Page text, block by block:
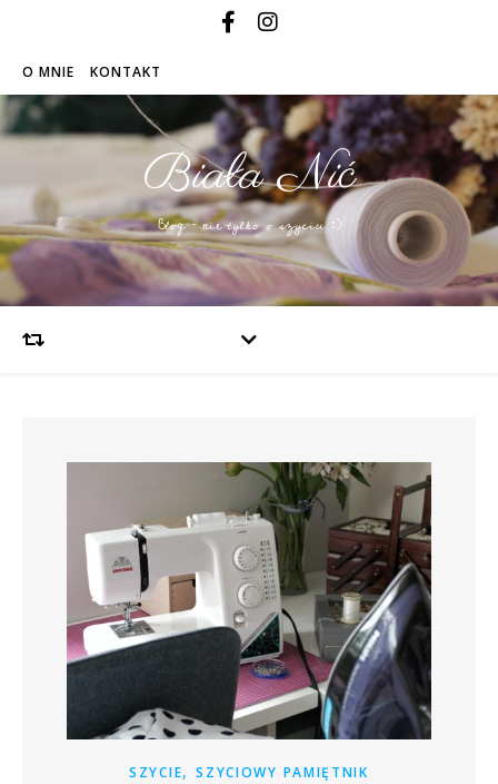
O MNIE KONTAKT
Biała Nić
Blog – nie tylko o szyciu :)
SZYCIE,SZYCIOWY PAMIĘTNIK